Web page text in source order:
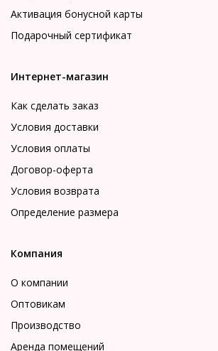
Активация бонусной карты
Подарочный сертификат
Интернет-магазин
Как сделать заказ
Условия доставки
Условия оплаты
Договор-оферта
Условия возврата
Определение размера
Компания
О компании
Оптовикам
Производство
Аренда помещений